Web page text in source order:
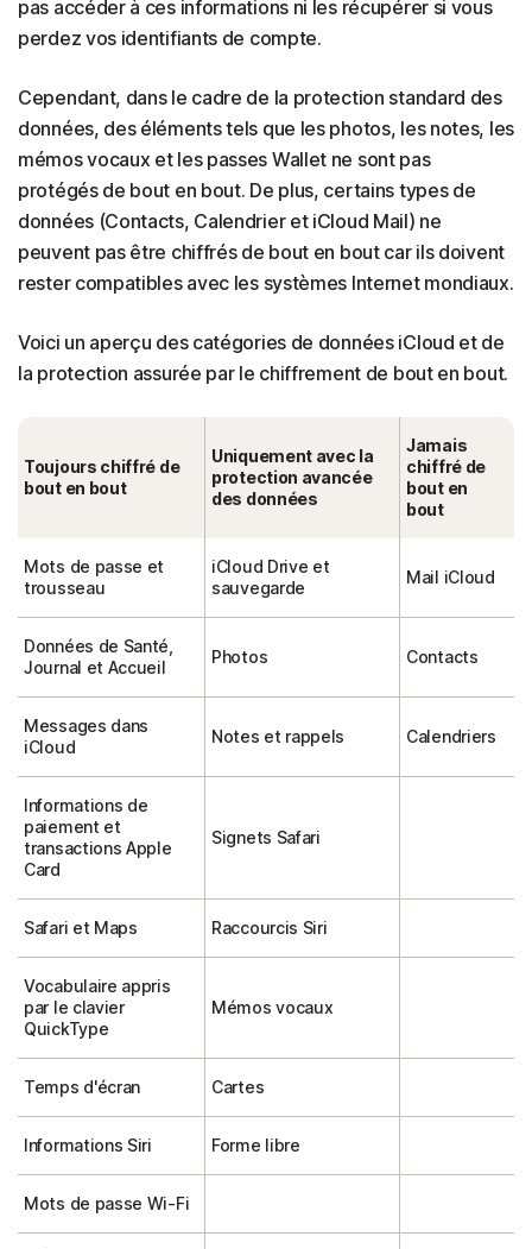
pas accéder à ces informations ni les récupérer si vous
perdez vos identifiants de compte.
Cependant, dans le cadre de la protection standard des
données, des éléments tels que les photos, les notes, les
mémos vocaux et les passes Wallet ne sont pas
protégés de bout en bout. De plus, certains types de
données (Contacts, Calendrier et iCloud Mail) ne
peuvent pas être chiffrés de bout en bout car ils doivent
rester compatibles avec les systèmes Internet mondiaux.
Voici un aperçu des catégories de données iCloud et de
la protection assurée par le chiffrement de bout en bout.
Toujours chiffré de
bout en bout
Uniquement avec la
protection avancée
des données
Jamais
chiffré de
bout en
bout
Mots de passe et
trousseau
iCloud Drive et
sauvegarde
Mail iCloud
Données de Santé,
Journal et Accueil
Photos Contacts
Messages dans
iCloud
Notes et rappels Calendriers
Informations de
paiement et
transactions Apple
Card
Signets Safari
Safari et Maps Raccourcis Siri
Vocabulaire appris
par le clavier
QuickType
Mémos vocaux
Temps d'écran Cartes
Informations Siri Forme libre
Mots de passe Wi-Fi